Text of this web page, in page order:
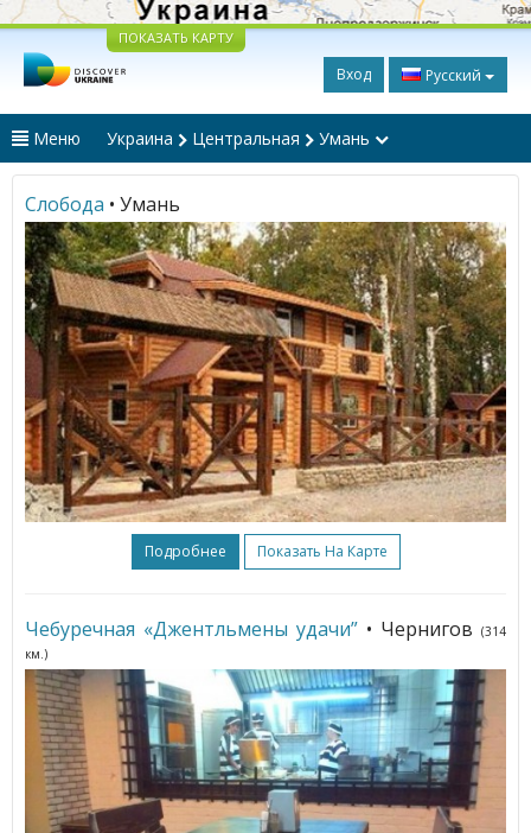
ПОКАЗАТЬ КАРТУ
Вход Русский
Меню Украина Центральная Умань
Слобода • Умань
Подробнее Показать На Карте
Чебуречная «Джентльмены удачи” • Чернигов (314
км.)